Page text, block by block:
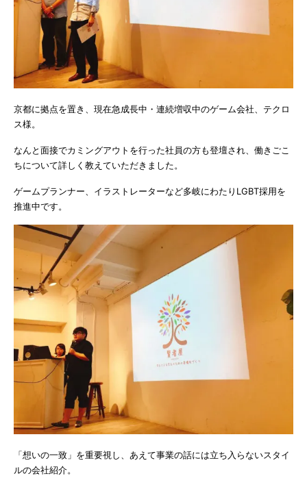
京都に拠点を置き、現在急成長中・連続増収中のゲーム会社、テクロ
ス様。
なんと面接でカミングアウトを行った社員の方も登壇され、働きごこ
ちについて詳しく教えていただきました。
ゲームプランナー、イラストレーターなど多岐にわたりLGBT採用を
推進中です。
「想いの一致」を重要視し、あえて事業の話には立ち入らないスタイ
ルの会社紹介。